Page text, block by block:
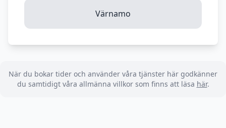
Värnamo
När du bokar tider och använder våra tjänster här godkänner
du samtidigt våra allmänna villkor som finns att läsa här.